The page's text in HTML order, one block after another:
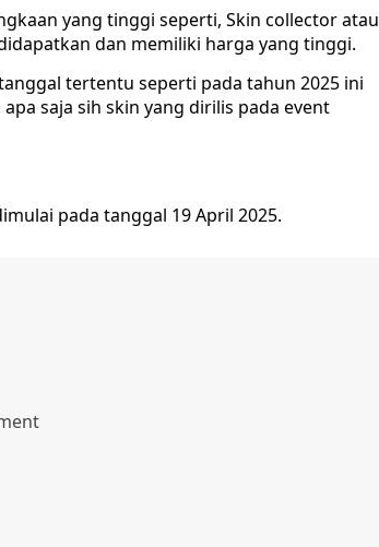
yang tinggi seperti, Skin collector atau
dan memiliki harga yang tinggi.
tertentu seperti pada tahun 2025 ini
saja sih skin yang dirilis pada event
pada tanggal 19 April 2025.